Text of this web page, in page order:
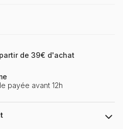
de 39€ d'achat
payée avant 12h